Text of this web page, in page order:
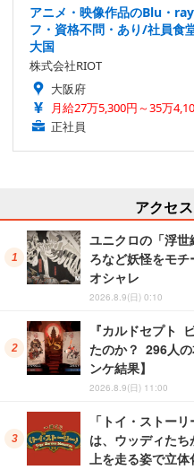
アニメ・映像作品のBlu・
フ・資格不問・あり/社員食
大国
株式会社RIOT
大阪府
月給27万5,300円～35万
正社員
アクセ
ユニクロの「浮世
ろなど妖怪をモ
オシャレ
2026.8.9(日) 0:10
『カルドセプト
たのか？ 296人
ンケ結果】
2026.8.9(日) 11:00
「トイ・ストー
は、ウッディたち
上を走る姿で立体